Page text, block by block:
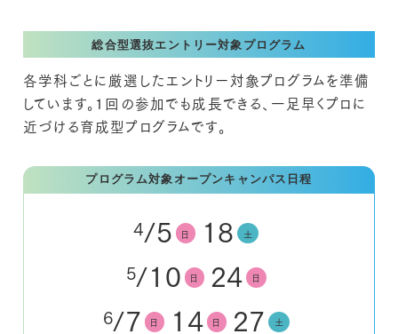
総合型選抜エントリー対象プログラム
各学科ごとに厳選したエントリー対象プログラムを準備
しています。 １回の参加でも成長できる、一足早くプロに
近づける育成型プログラムです。
プログラム対象オープンキャンパス日程
4/5 日 18 土
5/10 日 24 日
6/7 日 14 日 27 土